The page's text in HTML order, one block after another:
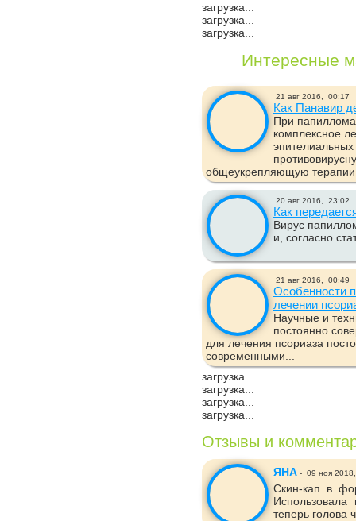
загрузка...
загрузка...
загрузка...
Интересные
21 авг 2016, 00:17
Как Панавир
При
комплексное
общеукрепляющую
20 авг 2016, 23:02
Как
Вирус
и, согласно
21 авг 2016, 00:49
Особенности
лечении
Научные и
постоянно
для лечения псориаза
современными...
загрузка...
загрузка...
загрузка...
загрузка...
Отзывы и
ЯНА - 09 ноя
Скин-кап в
теперь голова